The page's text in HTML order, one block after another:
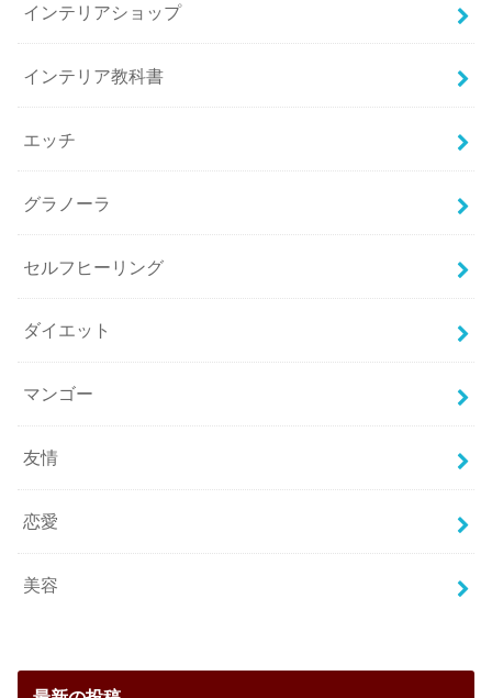
インテリアショップ
インテリア教科書
エッチ
グラノーラ
セルフヒーリング
ダイエット
マンゴー
友情
恋愛
美容